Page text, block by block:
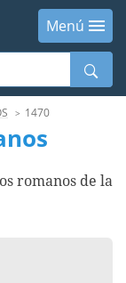
Menú
1470
romanos de la